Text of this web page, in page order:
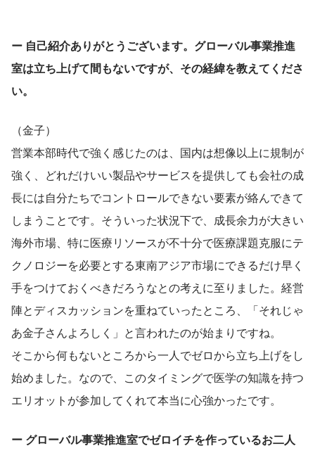
ー 自己紹介ありがとうございます。グローバル事業推進
室は立ち上げて間もないですが、その経緯を教えてくださ
い。
（金子）
営業本部時代で強く感じたのは、国内は想像以上に規制が
強く、どれだけいい製品やサービスを提供しても会社の成
長には自分たちでコントロールできない要素が絡んできて
しまうことです。そういった状況下で、成長余力が大きい
海外市場、特に医療リソースが不十分で医療課題克服にテ
クノロジーを必要とする東南アジア市場にできるだけ早く
手をつけておくべきだろうなとの考えに至りました。経営
陣とディスカッションを重ねていったところ、「それじゃ
あ金子さんよろしく」と言われたのが始まりですね。
そこから何もないところから一人でゼロから立ち上げをし
始めました。なので、このタイミングで医学の知識を持つ
エリオットが参加してくれて本当に心強かったです。
ー グローバル事業推進室でゼロイチを作っているお二人